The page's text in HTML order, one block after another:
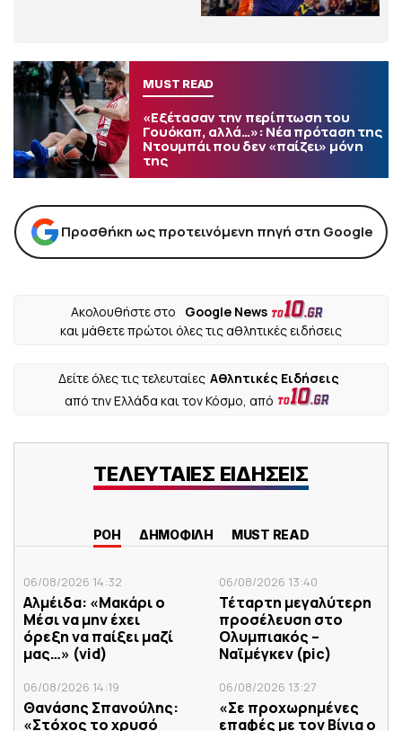
MUST READ
«Εξέτασαν την περίπτωση του
Γουόκαπ, αλλά…»: Νέα πρόταση της
Ντουμπάι που δεν «παίζει» μόνη
της
Προσθήκη ως προτεινόμενη πηγή στη Google
Ακολουθήστε στο
Google News
και μάθετε πρώτοι όλες τις αθλητικές ειδήσεις
Δείτε όλες τις τελευταίες Αθλητικές Ειδήσεις
από την Ελλάδα και τον Κόσμο, από
ΤΕΛΕΥΤΑΙΕΣ ΕΙΔΗΣΕΙΣ
ΡΟΗ ΔΗΜΟΦΙΛΗ MUST READ
06/08/2026 14:32
Αλμέιδα: «Μακάρι ο
Μέσι να μην έχει
όρεξη να παίξει μαζί
μας…» (vid)
06/08/2026 14:19
Θανάσης Σπανούλης:
«Στόχος το χρυσό
06/08/2026 13:40
Τέταρτη μεγαλύτερη
προσέλευση στο
Ολυμπιακός –
Ναϊμέγκεν (pic)
06/08/2026 13:27
«Σε προχωρημένες
επαφές με τον Βίνια ο